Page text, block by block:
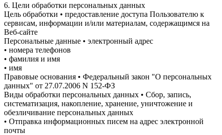
6. Цели обработки персональных данных
Цель обработки • предоставление доступа Пользователю к
сервисам, информации и/или материалам, содержащимся на
Веб-сайте
Персональные данные • электронный адрес
• номера телефонов
• фамилия и имя
• имя
Правовые основания • Федеральный закон "О персональных
данных" от 27.07.2006 N 152-ФЗ
Виды обработки персональных данных • Сбор, запись,
систематизация, накопление, хранение, уничтожение и
обезличивание персональных данных
• Отправка информационных писем на адрес электронной
почты